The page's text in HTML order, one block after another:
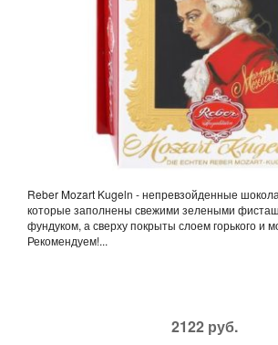
Reber Mozart Kugeln - непревзойденные
которые заполнены свежими зелеными
фундуком, а сверху покрыты слоем горького и
Рекомендуем!...
2122 руб.